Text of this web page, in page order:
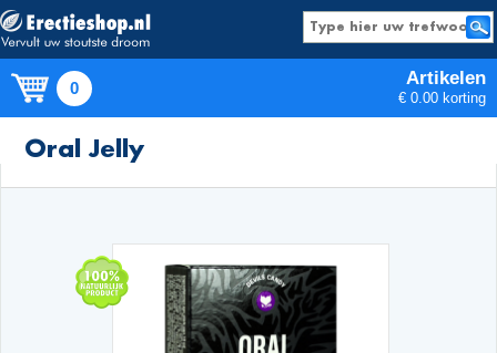
0 Artikelen
€ 0.00 korting
Oral Jelly